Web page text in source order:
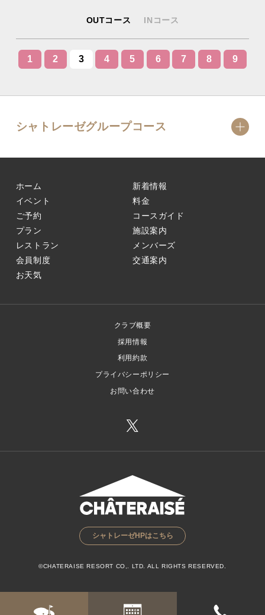
OUTコース INコース
1 2 3 4 5 6 7 8 9
シャトレーゼグループコース
ホーム
新着情報
イベント
料金
ご予約
コースガイド
プラン
施設案内
レストラン
メンバーズ
会員制度
交通案内
お天気
クラブ概要
採用情報
利用約款
プライバシーポリシー
お問い合わせ
シャトレーゼHPはこちら
©CHATERAISE RESORT CO,. LTD. ALL RIGHTS RESERVED.